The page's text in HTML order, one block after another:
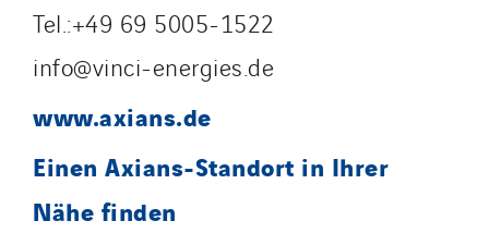
Tel.:+49 69 5005-1522
info@vinci-energies.de
www.axians.de
Einen Axians-Standort in Ihrer
Nähe finden